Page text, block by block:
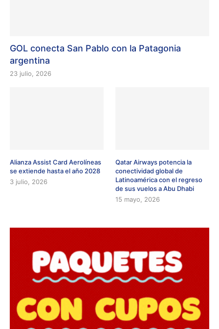
GOL conecta San Pablo con la Patagonia
argentina
23 julio, 2026
Alianza Assist Card Aerolíneas
se extiende hasta el año 2028
3 julio, 2026
Qatar Airways potencia la
conectividad global de
Latinoamérica con el regreso
de sus vuelos a Abu Dhabi
15 mayo, 2026